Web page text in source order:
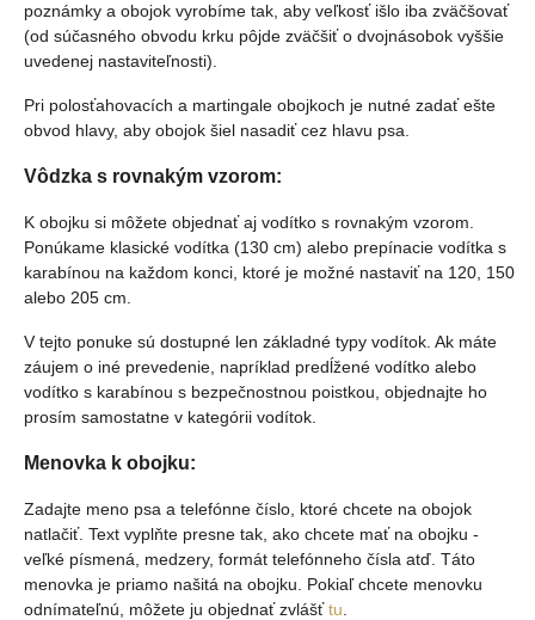
poznámky a obojok vyrobíme tak, aby veľkosť išlo iba zväčšovať
(od súčasného obvodu krku pôjde zväčšiť o dvojnásobok vyššie
uvedenej nastaviteľnosti).
Pri polosťahovacích a martingale obojkoch je nutné zadať ešte
obvod hlavy, aby obojok šiel nasadiť cez hlavu psa.
Vôdzka s rovnakým vzorom:
K obojku si môžete objednať aj vodítko s rovnakým vzorom.
Ponúkame klasické vodítka (130 cm) alebo prepínacie vodítka s
karabínou na každom konci, ktoré je možné nastaviť na 120, 150
alebo 205 cm.
V tejto ponuke sú dostupné len základné typy vodítok. Ak máte
záujem o iné prevedenie, napríklad predĺžené vodítko alebo
vodítko s karabínou s bezpečnostnou poistkou, objednajte ho
prosím samostatne v kategórii vodítok.
Menovka k obojku:
Zadajte meno psa a telefónne číslo, ktoré chcete na obojok
natlačiť. Text vyplňte presne tak, ako chcete mať na obojku -
veľké písmená, medzery, formát telefónneho čísla atď. Táto
menovka je priamo našitá na obojku. Pokiaľ chcete menovku
odnímateľnú, môžete ju objednať zvlášťtu